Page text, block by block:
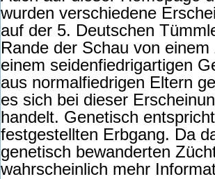
wurden verschiedene
auf der 5. Deutschen
Rande der Schau von
einem seidenfiedrigartigen
aus normalfiedrigen Eltern
es sich bei dieser
handelt. Genetisch
festgestellten Erbgang. Da
genetisch bewanderten
wahrscheinlich mehr